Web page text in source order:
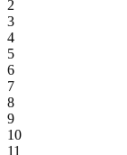
2
3
4
5
6
7
8
9
10
11